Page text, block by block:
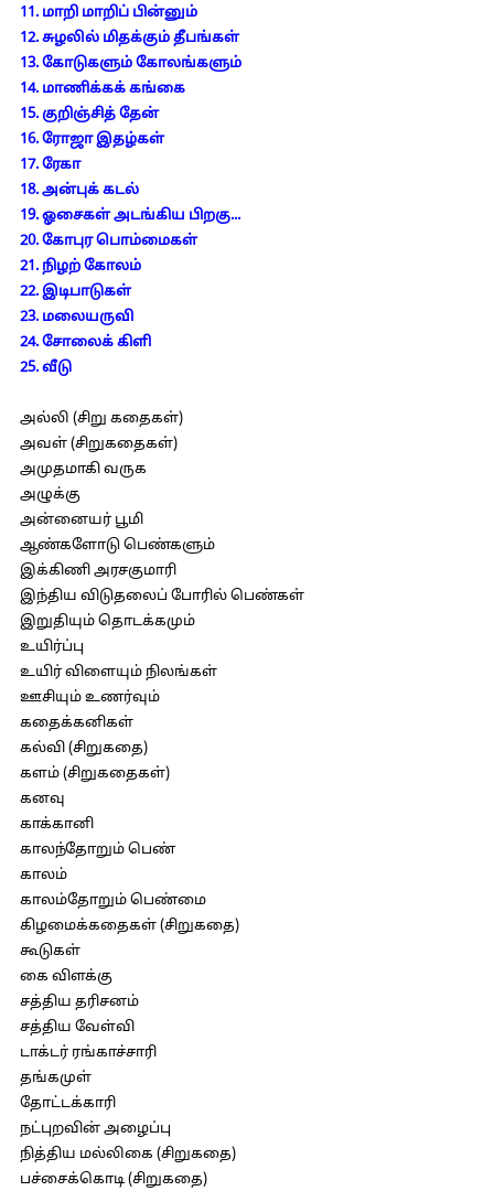
11. மாறி மாறிப் பின்னும்
12. சுழலில் மிதக்கும் தீபங்கள்
13. கோடுகளும் கோலங்களும்
14. மாணிக்கக் கங்கை
15. குறிஞ்சித் தேன்
16. ரோஜா இதழ்கள்
17. ரேகா
18. அன்புக் கடல்
19. ஓசைகள் அடங்கிய பிறகு...
20. கோபுர பொம்மைகள்
21. நிழற் கோலம்
22. இடிபாடுகள்
23. மலையருவி
24. சோலைக் கிளி
25. வீடு
அல்லி (சிறு கதைகள்)
அவள் (சிறுகதைகள்)
அமுதமாகி வருக
அழுக்கு
அன்னையர் பூமி
ஆண்களோடு பெண்களும்
இக்கிணி அரசகுமாரி
இந்திய விடுதலைப் போரில் பெண்கள்
இறுதியும் தொடக்கமும்
உயிர்ப்பு
உயிர் விளையும் நிலங்கள்
ஊசியும் உணர்வும்
கதைக்கனிகள்
கல்வி (சிறுகதை)
களம் (சிறுகதைகள்)
கனவு
காக்கானி
காலந்தோறும் பெண்
காலம்
காலம்தோறும் பெண்மை
கிழமைக்கதைகள் (சிறுகதை)
கூடுகள்
கை விளக்கு
சத்திய தரிசனம்
சத்திய வேள்வி
டாக்டர் ரங்காச்சாரி
தங்கமுள்
தோட்டக்காரி
நட்புறவின் அழைப்பு
நித்திய மல்லிகை (சிறுகதை)
பச்சைக்கொடி (சிறுகதை)